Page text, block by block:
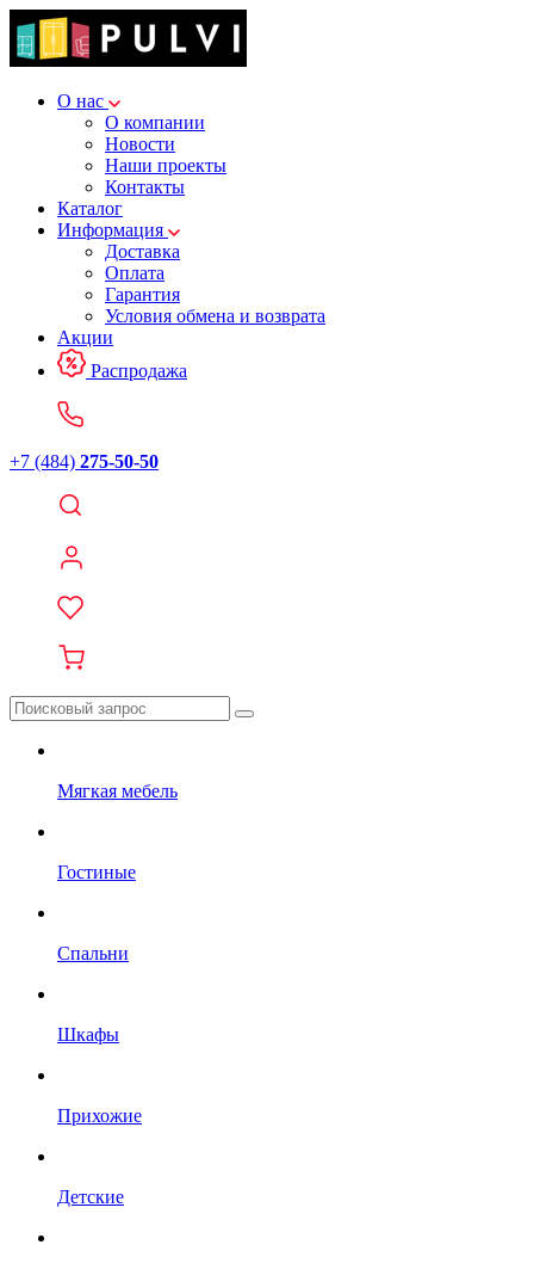
О нас
О компании
Новости
Наши проекты
Контакты
Каталог
Информация
Доставка
Оплата
Гарантия
Условия обмена и возврата
Акции
Распродажа
+7 (484) 275-50-50
Мягкая мебель
Гостиные
Спальни
Шкафы
Прихожие
Детские